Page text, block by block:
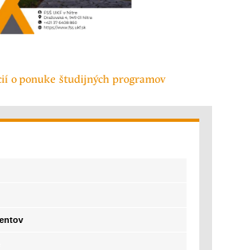
o ponuke študijných programov